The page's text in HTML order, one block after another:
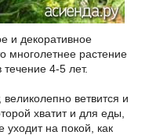
и декоративное
многолетнее растение
4-5 лет.
ветвится и
хватит и для еды,
уходит на покой, как